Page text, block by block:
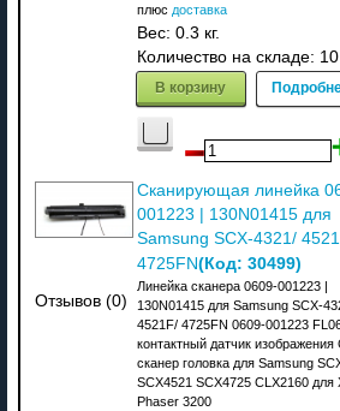
плюс доставка
Вес: 0.3 кг.
Количество на складе: 10
В корзину
Отзывов (0)
Сканирующая линейка
001223 | 130N01415 для
Samsung SCX-4321/
4725FN(Код: 30499)
Линейка сканера 0609-001223 |
130N01415 для Samsung SCX-
4521F/ 4725FN 0609-001223
контактный датчик изображения
сканер головка для Samsung
SCX4521 SCX4725 CLX2160 для
Phaser 3200